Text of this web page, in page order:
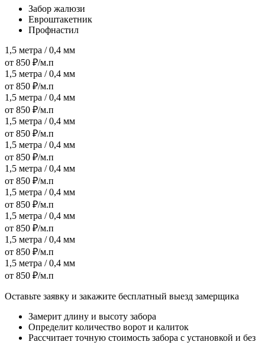
Забор жалюзи
Евроштакетник
Профнастил
1,5 метра / 0,4 мм
от 850 ₽/м.п
1,5 метра / 0,4 мм
от 850 ₽/м.п
1,5 метра / 0,4 мм
от 850 ₽/м.п
1,5 метра / 0,4 мм
от 850 ₽/м.п
1,5 метра / 0,4 мм
от 850 ₽/м.п
1,5 метра / 0,4 мм
от 850 ₽/м.п
1,5 метра / 0,4 мм
от 850 ₽/м.п
1,5 метра / 0,4 мм
от 850 ₽/м.п
1,5 метра / 0,4 мм
от 850 ₽/м.п
1,5 метра / 0,4 мм
от 850 ₽/м.п
Оставьте заявку и закажите бесплатный выезд замерщика
Замерит длину и высоту забора
Определит количество ворот и калиток
Рассчитает точную стоимость забора с установкой и без